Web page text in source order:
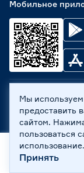
Мобильное
ООО «Бауцентр
ул. А.Невского,
Все права
Политика
Правовая
Охрана труда
Главная
Мы
предоставить
сайтом.
пользоваться
использование.
Принять